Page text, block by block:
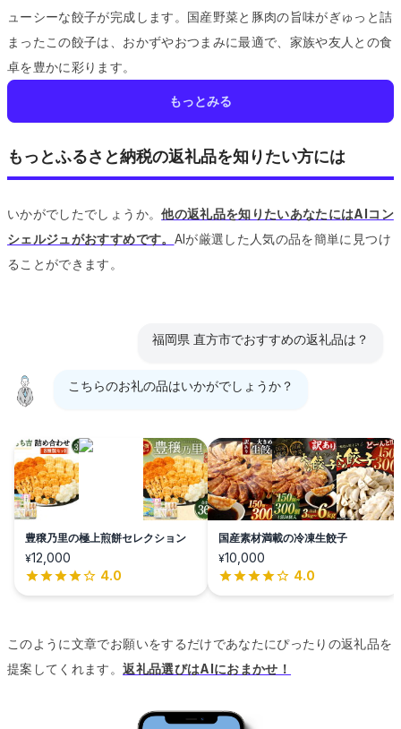
ューシーな餃子が完成します。 国産野菜と豚肉の旨味がぎゅっと詰
まったこの餃子は、おかずやおつまみに最適で、家族や友人との食
卓を豊かに彩ります。
もっとみる
もっとふるさと納税の返礼品を知りたい方には
いかがでしたでしょうか。他の返礼品を知りたいあなたにはAIコン
シェルジュがおすすめです。 AIが厳選した人気の品を簡単に見つけ
ることができます。
福岡県 直方市でおすすめの返礼品は？
こちらのお礼の品はいかがでしょうか？
豊穣乃里の極上煎餅セレクション
¥12,000
4.0
国産素材満載の冷凍生餃子
¥10,000
4.0
このように文章でお願いをするだけであなたにぴったりの返礼品を
提案してくれます。返礼品選びはAIにおまかせ！